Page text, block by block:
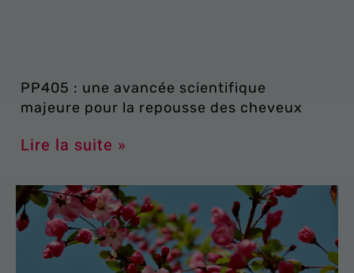
PP405 : une avancée scientifique
majeure pour la repousse des cheveux
Lire la suite »